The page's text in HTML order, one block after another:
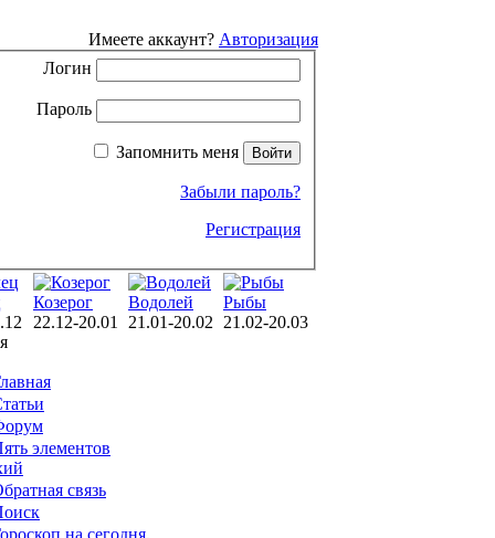
Имеете аккаунт? Авторизация
Логин
Пароль
Запомнить меня
Забыли пароль?
Регистрация
Козерог
22.12-20.01
Водолей
21.01-20.02
Рыбы
21.02-20.03
элементов
связь
на сегодня,